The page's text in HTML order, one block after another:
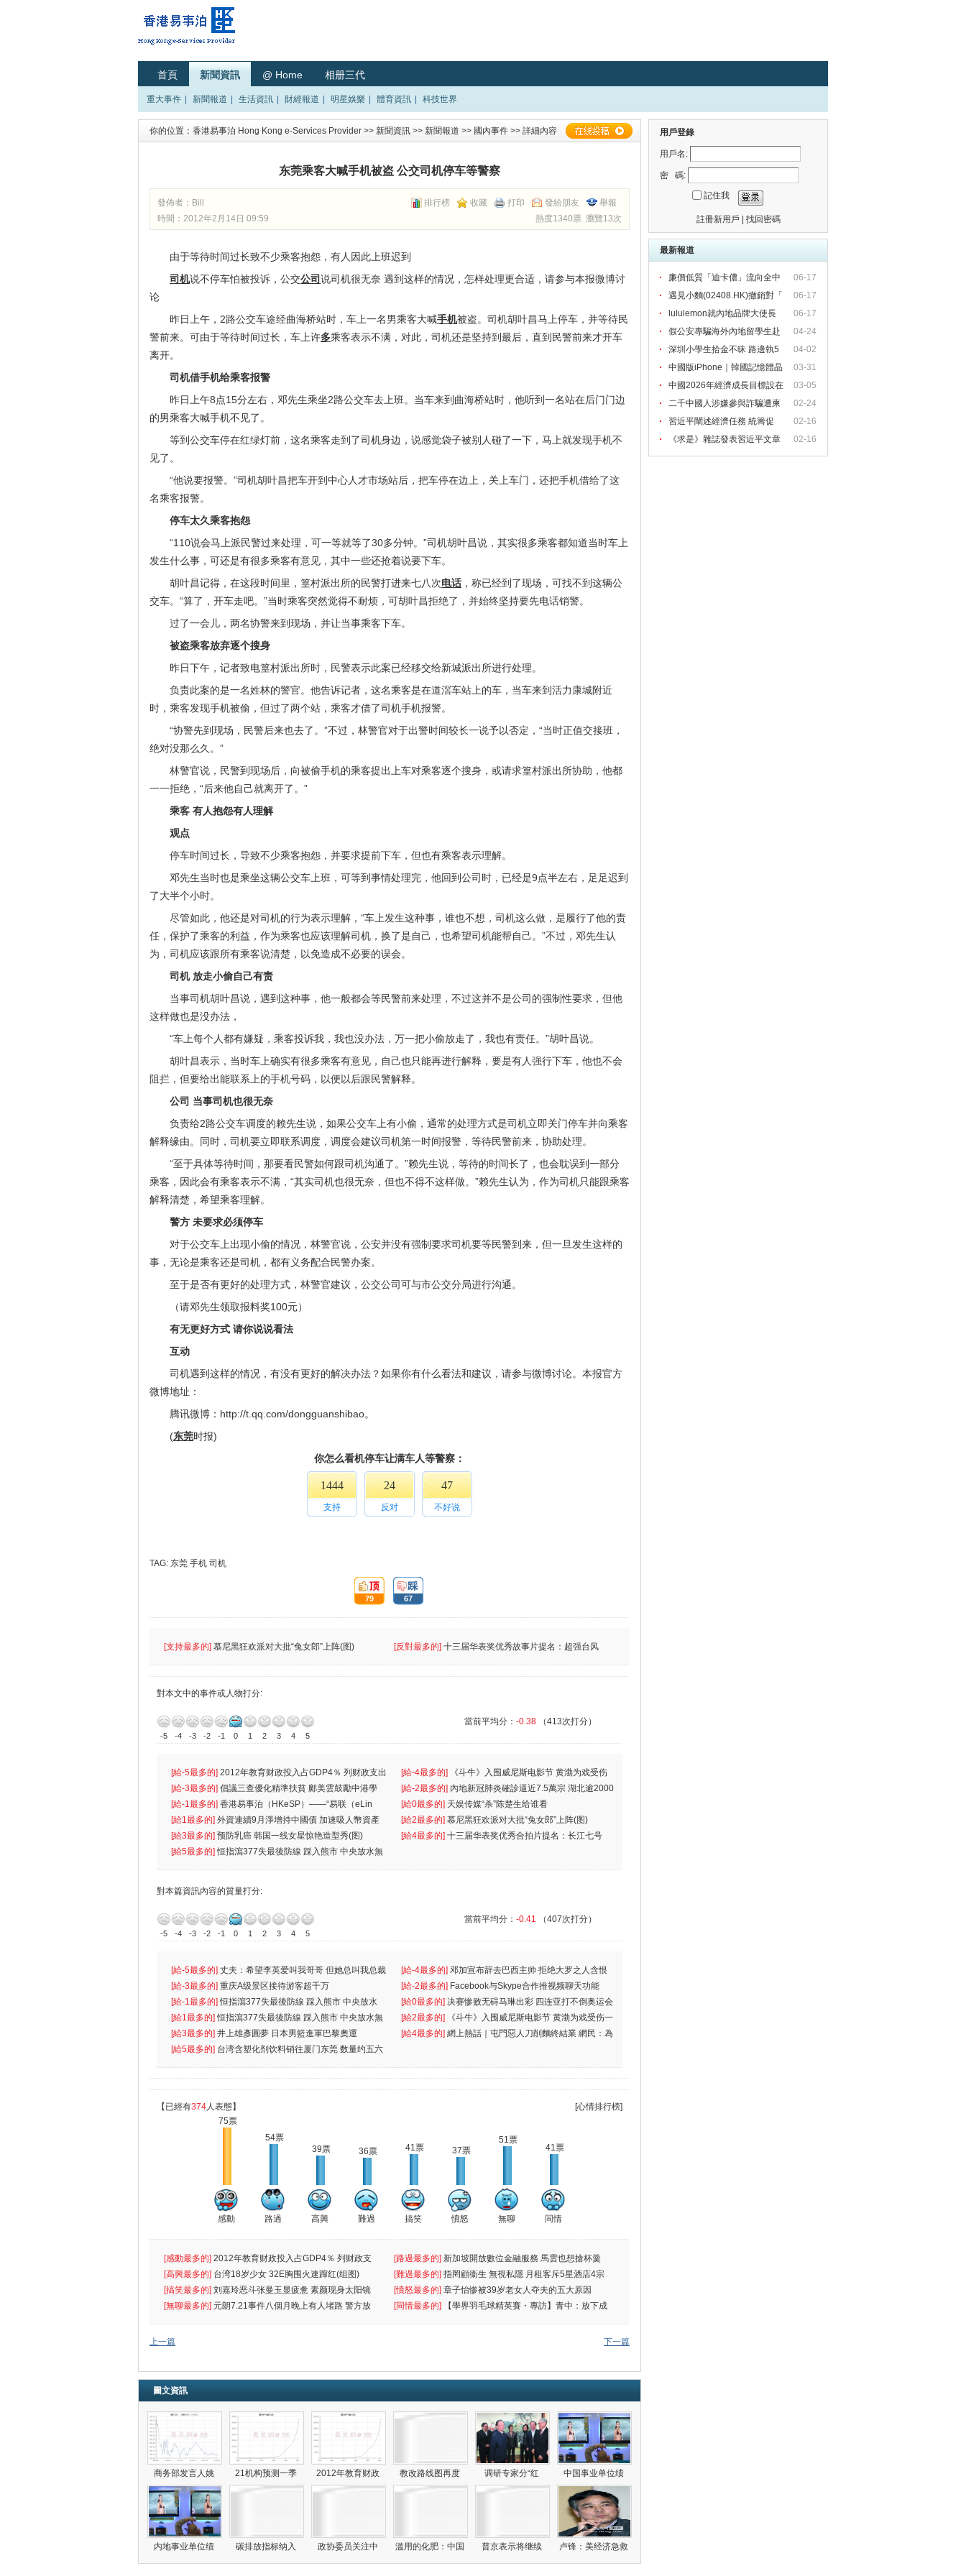
首頁 新聞資訊 @ Home 相册三代
重大事件 新聞報道 生活資訊 財經報道 明星娛樂 體育資訊 科技世界
你的位置： 香港易事泊 Hong Kong e-Services Provider >> 新聞資訊 >> 新聞報道 >> 國內事件 >> 詳細內容
东莞乘客大喊手机被盗 公交司机停车等警察
排行榜 收藏 打印 發給朋友 舉報
發佈者： Bill
熱度1340票 瀏覽13次
時間：2012年2月14日 09:59
由于等待时间过长致不少乘客抱怨，有人因此上班迟到
司机说不停车怕被投诉，公交公司说司机很无奈 遇到这样的情况，怎样处理更合适，请参与本报微博讨
论
昨日上午，2路公交车途经曲海桥站时，车上一名男乘客大喊手机被盗。司机胡叶昌马上停车，并等待民
警前来。可由于等待时间过长，车上许多乘客表示不满，对此，司机还是坚持到最后，直到民警前来才开车
离开。
司机借手机给乘客报警
昨日上午8点15分左右，邓先生乘坐2路公交车去上班。当车来到曲海桥站时，他听到一名站在后门门边
的男乘客大喊手机不见了。
等到公交车停在红绿灯前，这名乘客走到了司机身边，说感觉袋子被别人碰了一下，马上就发现手机不
见了。
“他说要报警。”司机胡叶昌把车开到中心人才市场站后，把车停在边上，关上车门，还把手机借给了这
名乘客报警。
停车太久乘客抱怨
“110说会马上派民警过来处理，可一等就等了30多分钟。”司机胡叶昌说，其实很多乘客都知道当时车上
发生什么事，可还是有很多乘客有意见，其中一些还抢着说要下车。
胡叶昌记得，在这段时间里，篁村派出所的民警打进来七八次电话 ，称已经到了现场，可找不到这辆公
交车。“算了，开车走吧。”当时乘客突然觉得不耐烦，可胡叶昌拒绝了，并始终坚持要先电话销警。
过了一会儿，两名协警来到现场，并让当事乘客下车。
被盗乘客放弃逐个搜身
昨日下午，记者致电篁村派出所时，民警表示此案已经移交给新城派出所进行处理。
负责此案的是一名姓林的警官。他告诉记者，这名乘客是在道滘车站上的车，当车来到活力康城附近
时，乘客发现手机被偷，但过了两个站，乘客才借了司机手机报警。
“协警先到现场，民警后来也去了。”不过，林警官对于出警时间较长一说予以否定，“当时正值交接班，
绝对没那么久。”
林警官说，民警到现场后，向被偷手机的乘客提出上车对乘客逐个搜身，或请求篁村派出所协助，他都
一一拒绝，“后来他自己就离开了。”
乘客 有人抱怨有人理解
观点
停车时间过长，导致不少乘客抱怨，并要求提前下车，但也有乘客表示理解。
邓先生当时也是乘坐这辆公交车上班，可等到事情处理完，他回到公司时，已经是9点半左右，足足迟到
了大半个小时。
尽管如此，他还是对司机的行为表示理解，“车上发生这种事，谁也不想，司机这么做，是履行了他的责
任，保护了乘客的利益，作为乘客也应该理解司机，换了是自己，也希望司机能帮自己。”不过，邓先生认
为，司机应该跟所有乘客说清楚，以免造成不必要的误会。
司机 放走小偷自己有责
当事司机胡叶昌说，遇到这种事，他一般都会等民警前来处理，不过这并不是公司的强制性要求，但他
这样做也是没办法，
“车上每个人都有嫌疑，乘客投诉我，我也没办法，万一把小偷放走了，我也有责任。”胡叶昌说。
胡叶昌表示，当时车上确实有很多乘客有意见，自己也只能再进行解释，要是有人强行下车，他也不会
阻拦，但要给出能联系上的手机号码，以便以后跟民警解释。
公司 当事司机也很无奈
负责给2路公交车调度的赖先生说，如果公交车上有小偷，通常的处理方式是司机立即关门停车并向乘客
解释缘由。同时，司机要立即联系调度，调度会建议司机第一时间报警，等待民警前来，协助处理。
“至于具体等待时间，那要看民警如何跟司机沟通了。”赖先生说，等待的时间长了，也会耽误到一部分
乘客，因此会有乘客表示不满，“其实司机也很无奈，但也不得不这样做。”赖先生认为，作为司机只能跟乘客
解释清楚，希望乘客理解。
警方 未要求必须停车
对于公交车上出现小偷的情况，林警官说，公安并没有强制要求司机要等民警到来，但一旦发生这样的
事，无论是乘客还是司机，都有义务配合民警办案。
至于是否有更好的处理方式，林警官建议，公交公司可与市公交分局进行沟通。
（请邓先生领取报料奖100元）
有无更好方式 请你说说看法
互动
司机遇到这样的情况，有没有更好的解决办法？如果你有什么看法和建议，请参与微博讨论。本报官方
微博地址：
腾讯微博：http://t.qq.com/dongguanshibao。
(东莞时报)
你怎么看机停车让满车人等警察：
1444
支持
24
反对
47
不好说
TAG: 东莞 手机 司机
頂:
79
踩:
67
[支持最多的] 慕尼黑狂欢派对大批“兔女郎”上阵(图) [反對最多的] 十三届华表奖优秀故事片提名：超强台风
對本文中的事件或人物打分:
-5 -4 -3 -2 -1 0 1 2 3 4 5
當前平均分： -0.38 （413次打分）
[給-5最多的] 2012年教育财政投入占GDP4％ 列财政支出
首位
[給-4最多的]
《斗牛》入围威尼斯电影节 黄渤为戏受伤
一
[給-3最多的] 倡議三查優化精準扶貧 鄺美雲鼓勵中港學
生
[給-2最多的] 內地新冠肺炎確診逼近7.5萬宗 湖北逾2000
人
[給-1最多的] 香港易事泊（HKeSP）——“易联（eLin
k）”项目
[給0最多的] 天娱传媒“杀”陈楚生给谁看
[給1最多的] 外資連續9月淨增持中國債 加速吸人幣資產 [給2最多的] 慕尼黑狂欢派对大批“兔女郎”上阵(图)
[給3最多的] 预防乳癌 韩国一线女星惊艳造型秀(图) [給4最多的] 十三届华表奖优秀合拍片提名：长江七号
[給5最多的]恒指瀉377失最後防線 踩入熊市 中央放水無
對本篇資訊內容的質量打分:
-5 -4 -3 -2 -1 0 1 2 3 4 5
當前平均分： -0.41 （407次打分）
[給-5最多的] 丈夫：希望李英爱叫我哥哥 但她总叫我总裁
先
[給-4最多的] 邓加宣布辞去巴西主帅 拒绝大罗之人含恨
离
[給-3最多的] 重庆A级景区接待游客超千万 [給-2最多的] Facebook与Skype合作推视频聊天功能
[給-1最多的]恒指瀉377失最後防線 踩入熊市 中央放水
無
[給0最多的] 决赛惨败无碍马琳出彩 四连亚打不倒奥运会
[給1最多的]恒指瀉377失最後防線 踩入熊市 中央放水無 [給2最多的]
《斗牛》入围威尼斯电影节 黄渤为戏受伤一
[給3最多的] 井上雄彥圓夢 日本男籃進軍巴黎奧運 [給4最多的] 網上熱話｜屯門惡人刀削麵終結業 網民：為
[給5最多的] 台湾含塑化剂饮料销往厦门东莞 数量约五六
[心情排行榜]
【已經有374人表態】
75票
感動
54票
路過
39票
高興
36票
難過
41票
搞笑
37票
憤怒
51票
無聊
41票
同情
[感動最多的] 2012年教育财政投入占GDP4％ 列财政支
出首位
[路過最多的] 新加坡開放數位金融服務 馬雲也想搶杯羹
[高興最多的] 台湾18岁少女 32E胸围火速蹿红(组图) [難過最多的] 指罔顧衞生 無視私隱 月租客斥5星酒店4宗
罪
[搞笑最多的] 刘嘉玲恶斗张曼玉显疲惫 素颜现身太阳镜
遮
[憤怒最多的] 章子怡惨被39岁老女人夺夫的五大原因
[無聊最多的] 元朗7.21事件八個月晚上有人堵路 警方放
催
[同情最多的]
【學界羽毛球精英賽・專訪】青中：放下成
敗
上一篇
下一篇
圖文資訊
商务部发言人姚 21机构预测一季 2012年教育财政 教改路线图再度 调研专家分“红 中国事业单位绩
内地事业单位绩 碳排放指标纳入 政协委员关注中 滥用的化肥：中国 普京表示将继续 卢锋：美经济急救
用戶登錄
用戶名:
密 碼:
記住我
註冊新用戶 找回密碼
最新報道
06-17
廉價低質「迪卡儂」流向全中
06-17
遇見小麵(02408.HK)撤銷對「
06-17
lululemon就內地品牌大使長
04-24
假公安專騙海外內地留學生赴
04-02
深圳小學生拾金不昧 路邊執5
03-31
中國版iPhone｜韓國記憶體晶
片
03-05
中國2026年經濟成長目標設在
02-24
二千中國人涉嫌參與詐騙遭柬
02-16
習近平闡述經濟任務 統籌促
02-16
《求是》雜誌發表習近平文章